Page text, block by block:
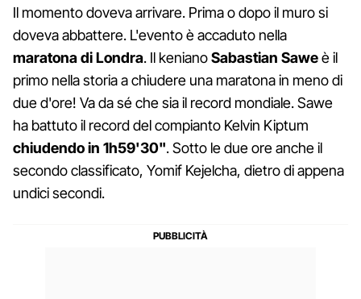
Il momento doveva arrivare. Prima o dopo il muro si
doveva abbattere. L'evento è accaduto nella
maratona di Londra. Il kenianoSabastian Saweè il
primo nella storia a chiudere una maratona in meno di
due d'ore! Va da sé che sia il record mondiale. Sawe
ha battuto il record del compianto Kelvin Kiptum
chiudendo in 1h59'30". Sotto le due ore anche il
secondo classificato, Yomif Kejelcha, dietro di appena
undici secondi.